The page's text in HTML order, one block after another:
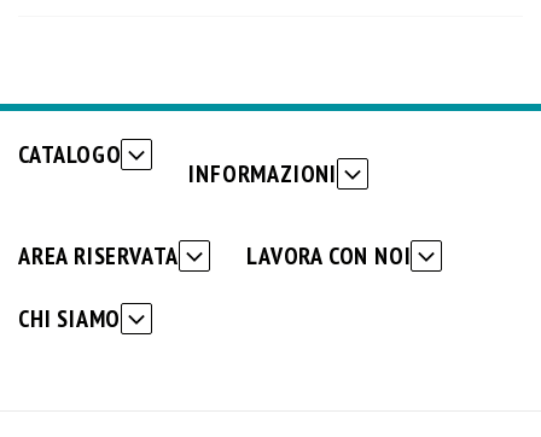
CHI SIAMO
CATALOGO
INFORMAZIONI
AREA RISERVATA LAVORA CON NOI